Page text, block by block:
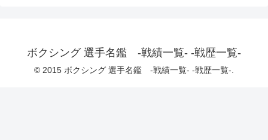
ボクシング 選手名鑑 -戦績一覧- -戦歴一覧-
© 2015 ボクシング 選手名鑑 -戦績一覧- -戦歴一覧-.